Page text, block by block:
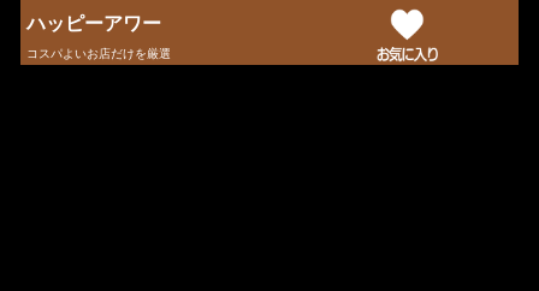
ハッピーアワー
コスパよいお店だけを厳選